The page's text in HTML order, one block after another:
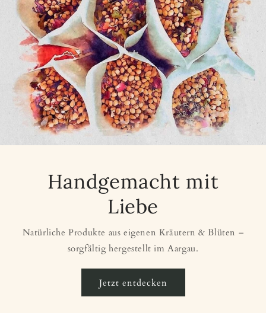
Handgemacht mit
Liebe
Natürliche Produkte aus eigenen Kräutern & Blüten –
sorgfältig hergestellt im Aargau.
Jetzt entdecken